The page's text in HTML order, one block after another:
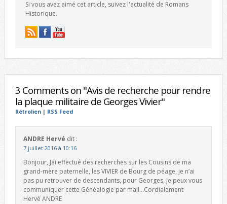
Si vous avez aimé cet article, suivez l'actualité de Romans
Historique.
3 Comments on "Avis de recherche pour rendre
la plaque militaire de Georges Vivier"
Rétrolien| RSS Feed
ANDRE Hervé dit :
7 juillet 2016 à 10:16
Bonjour, Jai effectué des recherches sur les Cousins de ma
grand-mère paternelle, les VIVIER de Bourg de péage, je n’ai
pas pu retrouver de descendants, pour Georges, je peux vous
communiquer cette Généalogie par mail…Cordialement
Hervé ANDRE